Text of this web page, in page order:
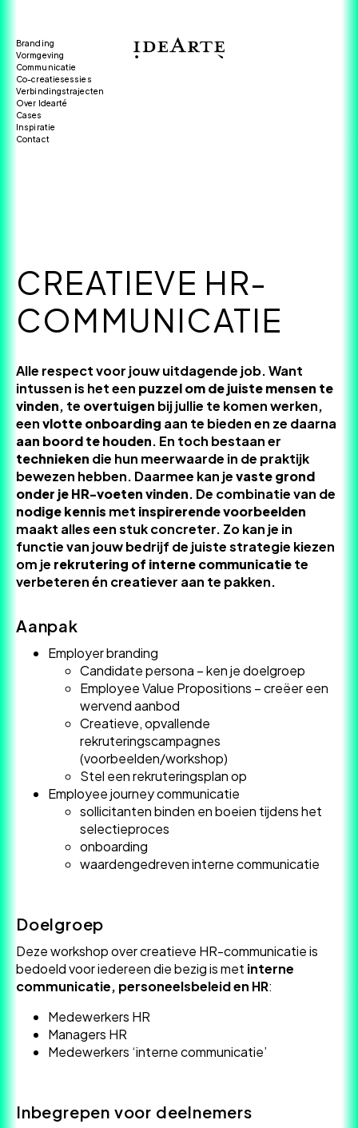
Branding
Vormgeving
Communicatie
Co-creatiesessies
Verbindingstrajecten
Over Idearté
Cases
Inspiratie
Contact
CREATIEVE HR-
COMMUNICATIE
Alle respect voor jouw uitdagende job. Want
intussen is het een puzzel om de juiste mensen te
vinden, te overtuigen bij jullie te komen werken,
eenvlotte onboarding aan te bieden en ze daarna
aan boord te houden. En toch bestaan er
technieken die hun meerwaarde in de praktijk
bewezen hebben. Daarmee kan jevaste grond
onder je HR-voeten vinden. De combinatie van de
nodige kennis met inspirerende voorbeelden
maakt alles een stuk concreter. Zo kan je in
functie van jouw bedrijf de juiste strategie kiezen
om je rekrutering of interne communicatiete
verbeteren én creatiever aan te pakken.
Aanpak
Employer branding
Candidate persona – ken je doelgroep
Employee Value Propositions – creëer een
wervend aanbod
Creatieve, opvallende
rekruteringscampagnes
(voorbeelden/workshop)
Stel een rekruteringsplan op
Employee journey communicatie
sollicitanten binden en boeien tijdens het
selectieproces
onboarding
waardengedreven interne communicatie
Doelgroep
Deze workshop over creatieve HR-communicatie is
bedoeld voor iedereen die bezig is met interne
communicatie, personeelsbeleid en HR:
Medewerkers HR
Managers HR
Medewerkers ‘interne communicatie’
Inbegrepen voor deelnemers